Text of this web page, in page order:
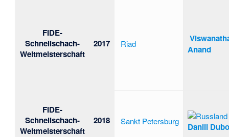
FIDE-
Schnellschach-
Weltmeisterschaft
2017 Riad
Anand
FIDE-
Schnellschach-
Weltmeisterschaft
2018 Sankt Petersburg
Daniil